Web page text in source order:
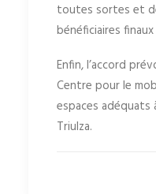
toutes sortes et
bénéficiaires
Enfin, l’accord
Centre pour le
espaces adéquats
Triulza.